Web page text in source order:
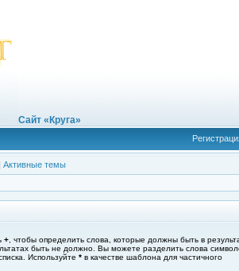
Сайт «Круга»
Активные темы
+ , чтобы определить слова, которые должны быть в
быть не должно. Вы можете разделить слова
Используйте * в качестве шаблона для частичного